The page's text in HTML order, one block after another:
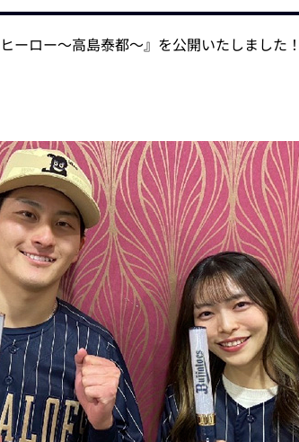
ーロー～高島泰都～』を公開いたしました